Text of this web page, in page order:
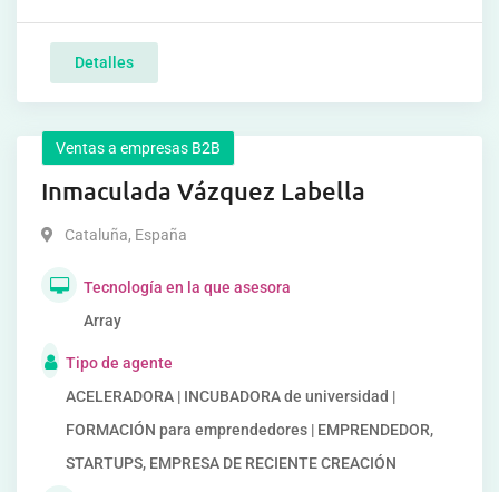
Detalles
Ventas a empresas B2B
Inmaculada Vázquez Labella
Cataluña, España
Tecnología en la que asesora
Array
Tipo de agente
ACELERADORA | INCUBADORA de universidad |
FORMACIÓN para emprendedores | EMPRENDEDOR,
STARTUPS, EMPRESA DE RECIENTE CREACIÓN